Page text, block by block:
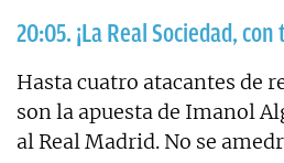
20:05. ¡La Real Sociedad,
Hasta cuatro atacantes de
son la apuesta de Imanol
al Real Madrid. No se